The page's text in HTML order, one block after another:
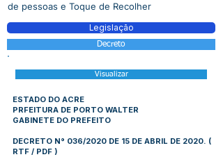
de pessoas e Toque de Recolher
Legislação
Decreto
Visualizar
ESTADO DO ACRE
PRFEITURA DE PORTO WALTER
GABINETE DO PREFEITO
DECRETO N° 036/2020 DE 15 DE ABRIL DE 2020. (
RTF / PDF )